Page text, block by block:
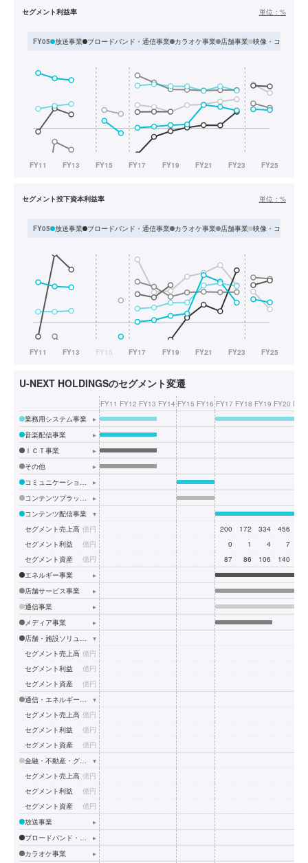
セグメント利益率 単位： %
FY05 放送事業 ブロードバンド・通信事業 カラオケ事業 店舗事業 映像・コンテン
セグメント投下資本利益率 単位： %
FY05 放送事業 ブロードバンド・通信事業 カラオケ事業 店舗事業 映像・コンテン
U-NEXT HOLDINGSのセグメント変遷
FY11 FY12 FY13 FY14 FY15 FY16 FY17 FY18 FY19 FY20
業務用システム事業
▸
音楽配信事業
▸
ＩＣＴ事業
▸
その他
▸
▸
▸
コンテンツ配信事業
▾
セグメント売上高 億円 200 172 334 456
セグメント利益
億円 0 1 4 7
セグメント資産
億円 87 86 106 140
エネルギー事業
▸
店舗サービス事業
▸
通信事業
▸
メディア事業
▸
▾
セグメント売上高 億円
セグメント利益
億円
セグメント資産
億円
▾
セグメント売上高 億円
セグメント利益
億円
セグメント資産
億円
▾
セグメント売上高 億円
セグメント利益
億円
セグメント資産
億円
放送事業
▸
▸
カラオケ事業
▸